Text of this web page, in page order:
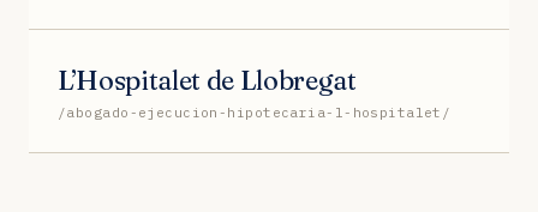
L’Hospitalet de Llobregat
/abogado-ejecucion-hipotecaria-l-hospitalet/